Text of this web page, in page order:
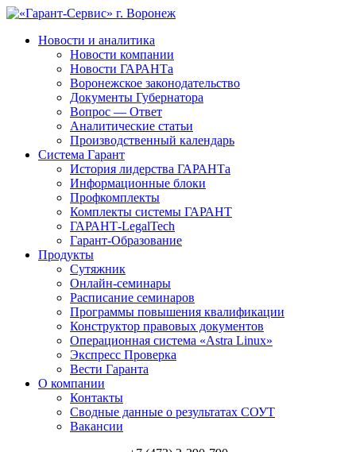
Новости и аналитика
Новости компании
Новости ГАРАНТа
Воронежское законодательство
Документы Губернатора
Вопрос — Ответ
Аналитические статьи
Производственный календарь
Система Гарант
История лидерства ГАРАНТа
Информационные блоки
Профкомплекты
Комплекты системы ГАРАНТ
ГАРАНТ-LegalTech
Гарант-Образование
Продукты
Сутяжник
Онлайн-семинары
Расписание семинаров
Программы повышения квалификации
Конструктор правовых документов
Операционная система «Astra Linux»
Экспресс Проверка
Вести Гаранта
О компании
Контакты
Сводные данные о результатах СОУТ
Вакансии